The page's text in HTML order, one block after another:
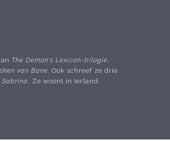
The Demon's Lexicon-trilogie.
van Bane. Ook schreef ze drie
. Ze woont in Ierland.